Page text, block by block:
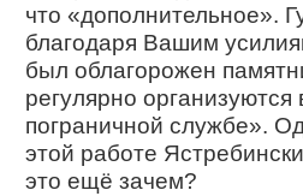
что «дополнительное».
благодаря Вашим
был облагорожен
регулярно
пограничной службе».
этой работе
это ещё зачем?